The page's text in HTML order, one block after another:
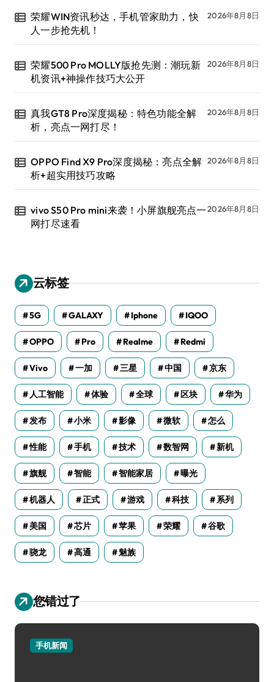
荣耀WIN资讯秒达，手机管家助力，快
人一步抢先机！
2026年8月8日
荣耀500 Pro MOLLY版抢先测：潮玩新
机资讯+神操作技巧大公开
2026年8月8日
真我GT8 Pro深度揭秘：特色功能全解
析，亮点一网打尽！
2026年8月8日
OPPO Find X9 Pro深度揭秘：亮点全解
析+超实用技巧攻略
2026年8月8日
vivo S50 Pro mini来袭！小屏旗舰亮点一
网打尽速看
2026年8月8日
云标签
5G GALAXY Iphone IQOO
OPPO Pro Realme Redmi
Vivo 一加 三星 中国 京东
人工智能 体验 全球 区块 华为
发布 小米 影像 微软 怎么
性能 手机 技术 数智网 新机
旗舰 智能 智能家居 曝光
机器人 正式 游戏 科技 系列
美国 芯片 苹果 荣耀 谷歌
骁龙 高通 魅族
您错过了
手机新闻